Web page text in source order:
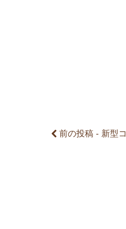
へ 前の投稿 - 新型コロナウイ